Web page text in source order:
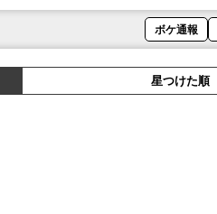
ボケ通報
星つけた順